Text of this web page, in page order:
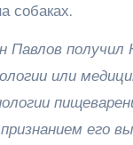
собаках.
Павлов получил
или
его